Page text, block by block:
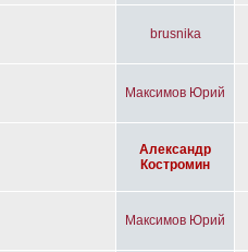
brusnika
Максимов Юрий
Александр
Костромин
Максимов Юрий